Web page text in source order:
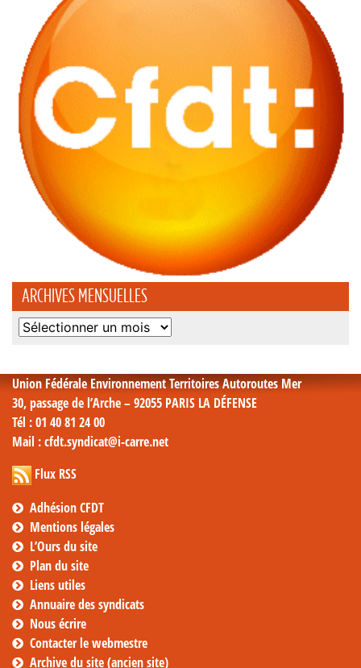
ARCHIVES MENSUELLES
Archives
Union Fédérale Environnement Territoires Autoroutes Mer
30, passage de l’Arche – 92055 PARIS LA DÉFENSE
Tél : 01 40 81 24 00
Mail : cfdt.syndicat@i-carre.net
Flux RSS
Adhésion CFDT
Mentions légales
L’Ours du site
Plan du site
Liens utiles
Annuaire des syndicats
Nous écrire
Contacter le webmestre
Archive du site (ancien site)